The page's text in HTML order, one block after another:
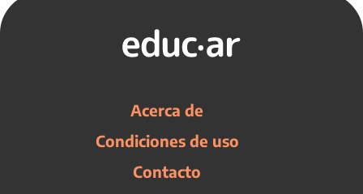
Acerca de
Condiciones de uso
Contacto